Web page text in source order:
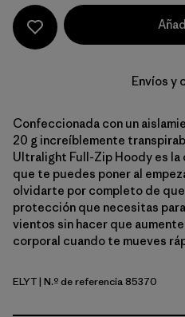
Envíos y
Confeccionada con un
20 g increíblemente
Ultralight Full-Zip Hoody es
que te puedes poner al
olvidarte por completo de
protección que necesitas
vientos sin hacer que
corporal cuando te mueves
Early Teal
ELYT| N.º de referencia 85370